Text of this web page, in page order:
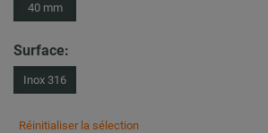
40 mm
Surface:
Inox 316
Réinitialiser la sélection